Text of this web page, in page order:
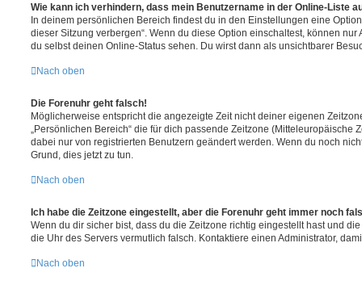
Wie kann ich verhindern, dass mein Benutzername in der Online-Liste
In deinem persönlichen Bereich findest du in den Einstellungen eine
dieser Sitzung verbergen“. Wenn du diese Option einschaltest, können
du selbst deinen Online-Status sehen. Du wirst dann als unsichtbarer
Nach oben
Die Forenuhr geht falsch!
Möglicherweise entspricht die angezeigte Zeit nicht deiner eigenen
„Persönlichen Bereich“ die für dich passende Zeitzone (Mitteleuropäische
dabei nur von registrierten Benutzern geändert werden. Wenn du noch
Grund, dies jetzt zu tun.
Nach oben
Ich habe die Zeitzone eingestellt, aber die Forenuhr geht immer noch
Wenn du dir sicher bist, dass du die Zeitzone richtig eingestellt hast und
die Uhr des Servers vermutlich falsch. Kontaktiere einen Administrator,
Nach oben